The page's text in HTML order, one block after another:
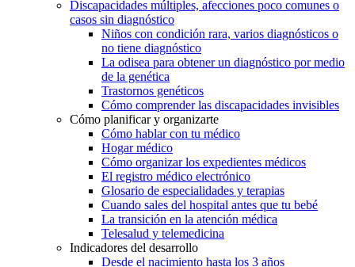
Discapacidades múltiples, afecciones poco comunes o
casos sin diagnóstico
Niños con condición rara, varios diagnósticos o
no tiene diagnóstico
La odisea para obtener un diagnóstico por medio
de la genética
Trastornos genéticos
Cómo comprender las discapacidades invisibles
Cómo planificar y organizarte
Cómo hablar con tu médico
Hogar médico
Cómo organizar los expedientes médicos
El registro médico electrónico
Glosario de especialidades y terapias
Cuando sales del hospital antes que tu bebé
La transición en la atención médica
Telesalud y telemedicina
Indicadores del desarrollo
Desde el nacimiento hasta los 3 años